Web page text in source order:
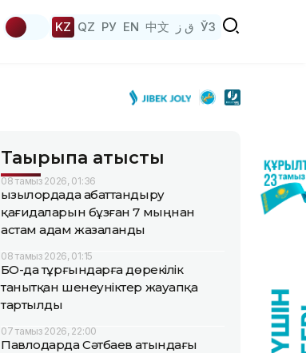
KZ QZ РУ EN 中文 ق ز ЎЗ
Тақырыпқа қатысты
08 тамыз 2026, 01:36
Қызылордада абаттандыру
қағидаларын бұзған 7 мыңнан
астам адам жазаланды
08 тамыз 2026, 01:15
БҚО-да тұрғындарға дөрекілік
танытқан шенеуніктер жауапқа
тартылды
07 тамыз 2026, 22:00
Павлодарда Сәтбаев атындағы